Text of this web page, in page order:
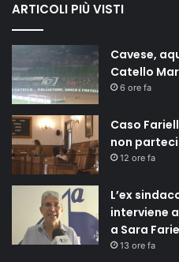
ARTICOLI PIÙ VISTI
Cavese,
Catello
6 ore fa
Caso
non
12 ore fa
L’ex
interviene
a Sara
13 ore fa